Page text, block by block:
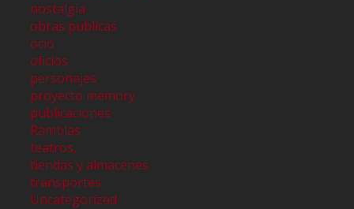
nostalgia
obras publicas
ocio
oficios
personajes
proyecto memory
publicaciones
Ramblas
teatros,
tiendas y almacenes
transportes
Uncategorized